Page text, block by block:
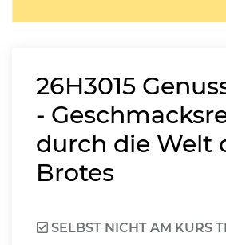
26H3015
-
durch die Welt
Brotes
SELBST NICHT AM KURS